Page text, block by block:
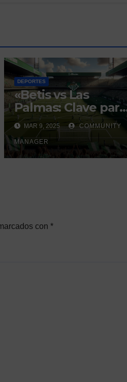
DEPORTES
«Betis vs Las
Palmas: Clave para
la Europa
Conference
League»
MAR 9, 2025 COMMUNITY
MANAGER
con *